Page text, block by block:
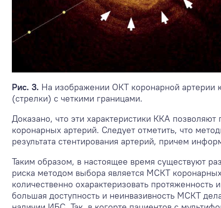
Рис. 3. На изображении ОКТ коронарной артерии
(стрелки) с четкими границами.
Доказано, что эти характеристики ККА
коронарных артерий. Следует отметить, что
результата стентирования артерий, причем
Таким образом, в настоящее время существуют
риска методом выбора является МСКТ
количественно охарактеризовать
большая доступность и неинвазивность МСКТ